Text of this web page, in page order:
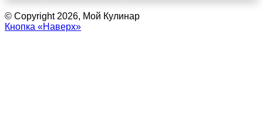
© Copyright 2026, Мой Кулинар
Кнопка «Наверх»